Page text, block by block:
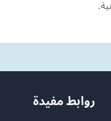
روابط مفيدة